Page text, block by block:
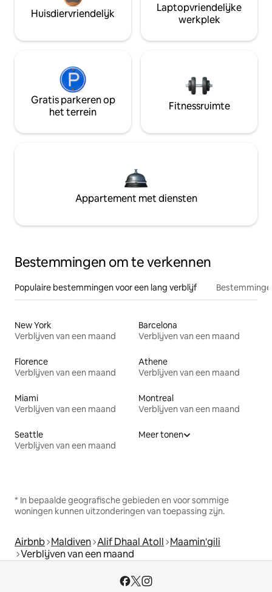
Huisdiervriendelijk
Laptopvriendelijke
werkplek
Gratis parkeren op
het terrein
Fitnessruimte
Appartement met diensten
Bestemmingen om te verkennen
Populaire bestemmingen voor een lang verblijf
New York
Verblijven van een maand
Barcelona
Verblijven van een maand
Florence
Verblijven van een maand
Athene
Verblijven van een maand
Miami
Verblijven van een maand
Montreal
Verblijven van een maand
Seattle
Verblijven van een maand
Meer tonen
* In bepaalde geografische gebieden en voor sommige
woningen kunnen uitzonderingen van toepassing zijn.
Airbnb Maldiven Alif Dhaal Atoll Maamin'gili
Verblijven van een maand